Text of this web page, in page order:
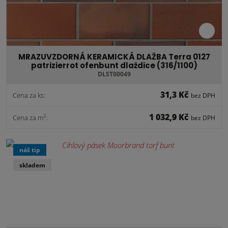
MRAZUVZDORNÁ KERAMICKÁ DLAŽBA Terra 0127
patrizierrot ofenbunt dlaždice (316/1100)
DLST00049
Cena za ks: 31,3 Kč bez DPH
Cena za m2: 1 032,9 Kč bez DPH
náš tip
skladem